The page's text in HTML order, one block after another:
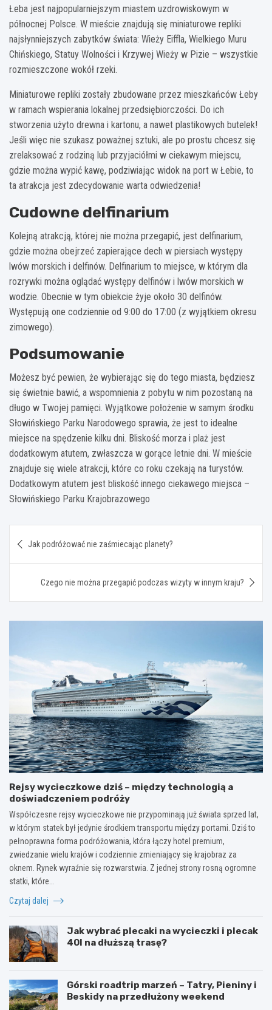
Łeba jest najpopularniejszym miastem uzdrowiskowym w
północnej Polsce. W mieście znajdują się miniaturowe repliki
najsłynniejszych zabytków świata: Wieży Eiffla, Wielkiego Muru
Chińskiego, Statuy Wolności i Krzywej Wieży w Pizie – wszystkie
rozmieszczone wokół rzeki.
Miniaturowe repliki zostały zbudowane przez mieszkańców Łeby
w ramach wspierania lokalnej przedsiębiorczości. Do ich
stworzenia użyto drewna i kartonu, a nawet plastikowych butelek!
Jeśli więc nie szukasz poważnej sztuki, ale po prostu chcesz się
zrelaksować z rodziną lub przyjaciółmi w ciekawym miejscu,
gdzie można wypić kawę, podziwiając widok na port w Łebie, to
ta atrakcja jest zdecydowanie warta odwiedzenia!
Cudowne delfinarium
Kolejną atrakcją, której nie można przegapić, jest delfinarium,
gdzie można obejrzeć zapierające dech w piersiach występy
lwów morskich i delfinów. Delfinarium to miejsce, w którym dla
rozrywki można oglądać występy delfinów i lwów morskich w
wodzie. Obecnie w tym obiekcie żyje około 30 delfinów.
Występują one codziennie od 9:00 do 17:00 (z wyjątkiem okresu
zimowego).
Podsumowanie
Możesz być pewien, że wybierając się do tego miasta, będziesz
się świetnie bawić, a wspomnienia z pobytu w nim pozostaną na
długo w Twojej pamięci. Wyjątkowe położenie w samym środku
Słowińskiego Parku Narodowego sprawia, że jest to idealne
miejsce na spędzenie kilku dni. Bliskość morza i plaż jest
dodatkowym atutem, zwłaszcza w gorące letnie dni. W mieście
znajduje się wiele atrakcji, które co roku czekają na turystów.
Dodatkowym atutem jest bliskość innego ciekawego miejsca –
Słowińskiego Parku Krajobrazowego
wpisu
Jak podróżować nie zaśmiecając planety?
Czego nie można przegapić podczas wizyty w innym kraju?
Rejsy wycieczkowe dziś – między technologią a
doświadczeniem podróży
Współczesne rejsy wycieczkowe nie przypominają już świata sprzed lat,
w którym statek był jedynie środkiem transportu między portami. Dziś to
pełnoprawna forma podróżowania, która łączy hotel premium,
zwiedzanie wielu krajów i codziennie zmieniający się krajobraz za
oknem. Rynek wyraźnie się rozwarstwia. Z jednej strony rosną ogromne
statki, które…
Czytaj dalej
Jak wybrać plecaki na wycieczki i plecak
40l na dłuższą trasę?
Górski roadtrip marzeń – Tatry, Pieniny i
Beskidy na przedłużony weekend